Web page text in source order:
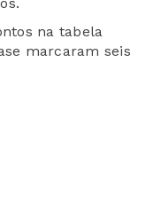
na tabela
marcaram seis